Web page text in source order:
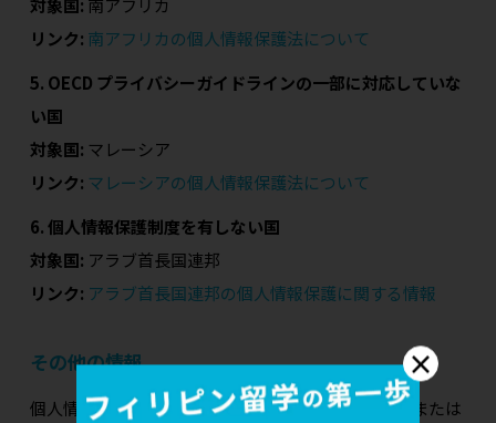
対象国: 南アフリカ
リンク: 南アフリカの個人情報保護法について
5. OECD プライバシーガイドラインの一部に対応していな
い国
対象国: マレーシア
リンク: マレーシアの個人情報保護法について
6. 個人情報保護制度を有しない国
対象国: アラブ首長国連邦
リンク: アラブ首長国連邦の個人情報保護に関する情報
その他の情報
個人情報保護委員会のホームページには、一定の国または
×